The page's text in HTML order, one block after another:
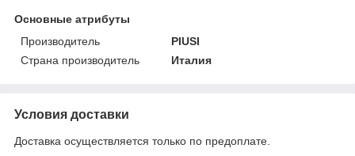
Основные атрибуты
Производитель
PIUSI
Страна производитель
Италия
Условия доставки
Доставка осуществляется только по предоплате.